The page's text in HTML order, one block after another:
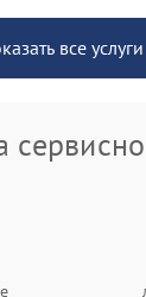
все услуги